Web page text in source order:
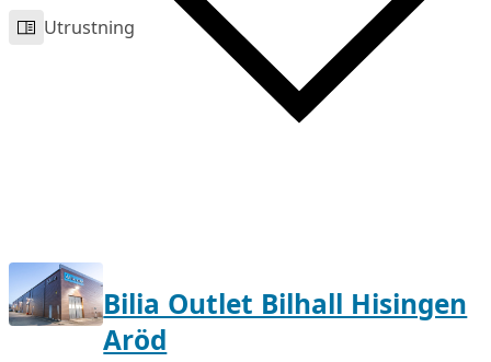
Utrustning
Bilia Outlet Bilhall Hisingen
Aröd